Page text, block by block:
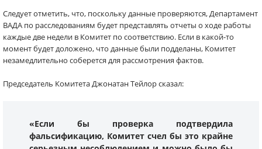
Следует отметить, что, поскольку данные проверяются, Департамент
ВАДА по расследованиям будет представлять отчеты о ходе работы
каждые две недели в Комитет по соответствию. Если в какой-то
момент будет доложено, что данные были подделаны, Комитет
незамедлительно соберется для рассмотрения фактов.
Председатель Комитета Джонатан Тейлор сказал:
«Если бы проверка подтвердила
фальсификацию, Комитет счел бы это крайне